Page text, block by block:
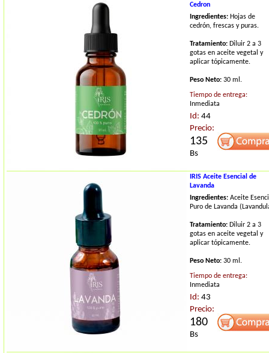
Cedron
Ingredientes: Hojas de
cedrón, frescas y puras.
Tratamiento: Diluir 2 a 3
gotas en aceite vegetal y
aplicar tópicamente.
Peso Neto: 30 ml.
Tiempo de entrega:
Inmediata
Id: 44
Precio:
135
Bs
IRIS Aceite Esencial de
Lavanda
Ingredientes: Aceite
Puro de Lavanda
Tratamiento: Diluir 2 a 3
gotas en aceite vegetal y
aplicar tópicamente.
Peso Neto: 30 ml.
Tiempo de entrega:
Inmediata
Id: 43
Precio:
180
Bs